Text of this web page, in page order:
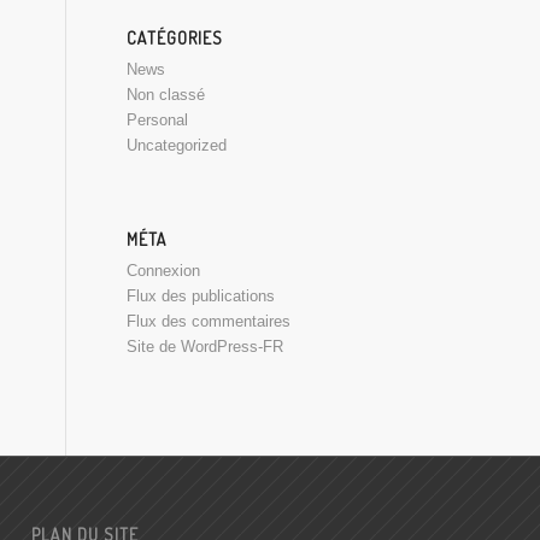
CATÉGORIES
News
Non classé
Personal
Uncategorized
MÉTA
Connexion
Flux des publications
Flux des commentaires
Site de WordPress-FR
PLAN DU SITE